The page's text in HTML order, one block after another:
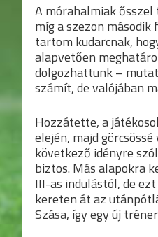
A mórahalmiak
míg a szezon
tartom kudarcnak,
alapvetően
dolgozhattunk –
számít, de valójában
Hozzátette, a
elején, majd
következő idényre
biztos. Más alapokra
III-as indulástól, de
kereten át az
Szása, így egy új